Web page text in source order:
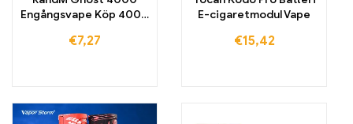
Engångsvape Köp 4000
€7,27
E-cigaretmodul Vape
€15,42